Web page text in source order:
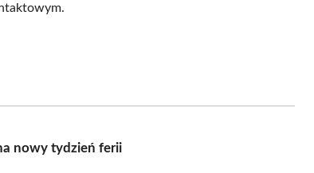
nowy tydzień ferii